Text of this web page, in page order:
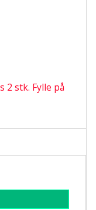
2 stk. Fylle på